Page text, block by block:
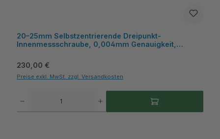
20–25mm Selbstzentrierende Dreipunkt-
Innenmessschraube, 0,004mm Genauigkeit,
Regulärer Preis:
230,00 €
Preise exkl. MwSt. zzgl. Versandkosten